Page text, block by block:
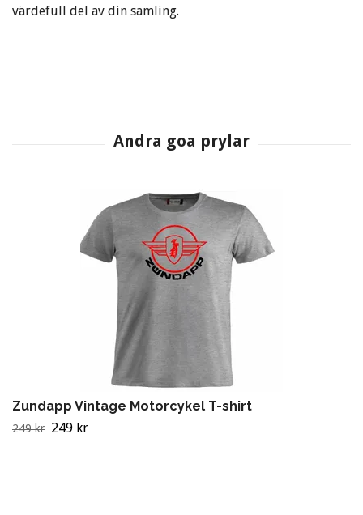
värdefull del av din samling.
Zundapp Vintage Motorcykel T-shirt
249 kr 249 kr